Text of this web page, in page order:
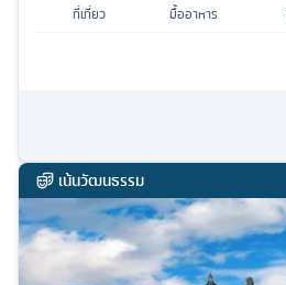
ที่เที่ยว มื้ออาหาร
เน้นวัฒนธรรม